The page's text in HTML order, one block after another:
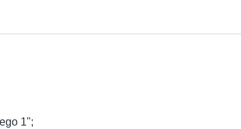
1";